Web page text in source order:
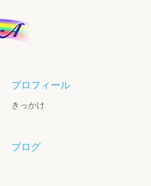
プロフィール
きっかけ
ブログ